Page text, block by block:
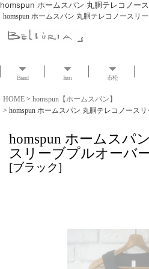
homspun ホームスパン 丸胴テレコノー
homspun ホームスパン 丸胴テレコノースリ
Brand Item 市松
HOME > homspun【ホームスパン】
> homspun ホームスパン 丸胴テレコノース
homspun ホームスパ
スリーブプルオーバ
[ブラック]